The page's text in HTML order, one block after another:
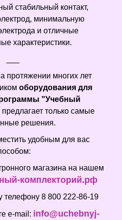
стабильный контакт,
минимальную
и отличные
характеристики.
протяжении многих лет
оборудования для
"Учебный
предлагает только самые
решения.
удобным для вас
магазина на нашем
комплекторий.рф
телефону 8 800 222-86-19
e-mail: info@uchebnyj-